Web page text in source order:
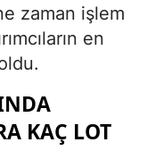
zaman işlem
en
KAÇ LOT